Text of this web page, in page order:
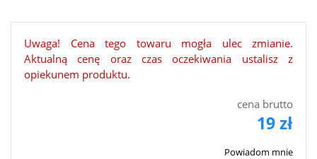
Uwaga! Cena tego towaru mogła ulec zmianie.
Aktualną cenę oraz czas oczekiwania ustalisz z
opiekunem produktu.
cena brutto
19 zł
Powiadom mnie